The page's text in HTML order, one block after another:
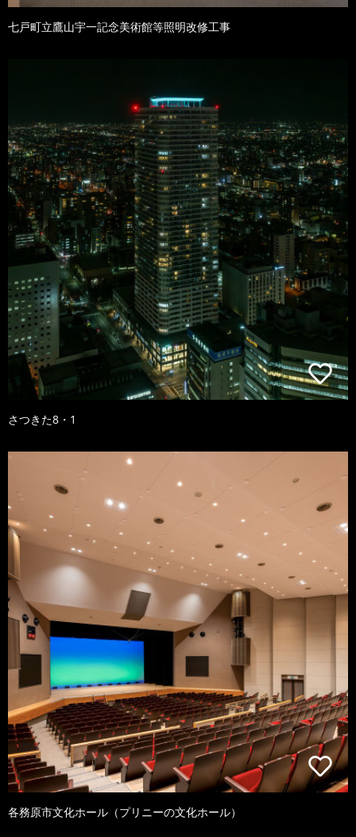
七戸町立鷹山宇一記念美術館等照明改修工事
さつきた8・1
各務原市文化ホール（プリニーの文化ホール）